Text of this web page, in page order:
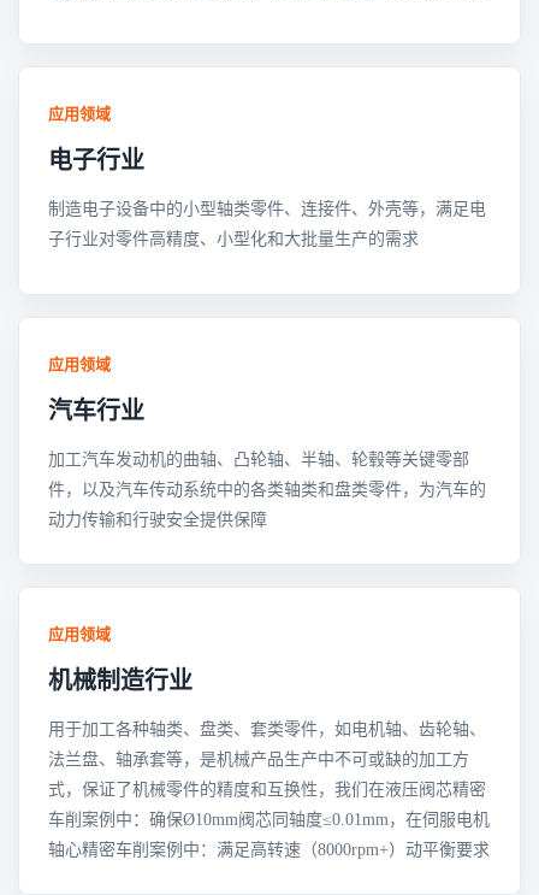
应用领域
电子行业
制造电子设备中的小型轴类零件、连接件、外壳等，满足电
子行业对零件高精度、小型化和大批量生产的需求
应用领域
汽车行业
加工汽车发动机的曲轴、凸轮轴、半轴、轮毂等关键零部
件，以及汽车传动系统中的各类轴类和盘类零件，为汽车的
动力传输和行驶安全提供保障
应用领域
机械制造行业
用于加工各种轴类、盘类、套类零件，如电机轴、齿轮轴、
法兰盘、轴承套等，是机械产品生产中不可或缺的加工方
式，保证了机械零件的精度和互换性，我们在液压阀芯精密
车削案例中：确保Ø10mm阀芯同轴度≤0.01mm，在伺服电机
轴心精密车削案例中：满足高转速（8000rpm+）动平衡要求